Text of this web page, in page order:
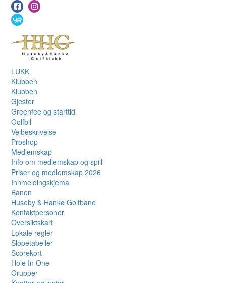
LUKK
Klubben
Klubben
Gjester
Greenfee og starttid
Golfbil
Veibeskrivelse
Proshop
Medlemskap
Info om medlemskap og spill
Priser og medlemskap 2026
Innmeldingskjema
Banen
Huseby & Hankø Golfbane
Kontaktpersoner
Oversiktskart
Lokale regler
Slopetabeller
Scorekort
Hole In One
Grupper